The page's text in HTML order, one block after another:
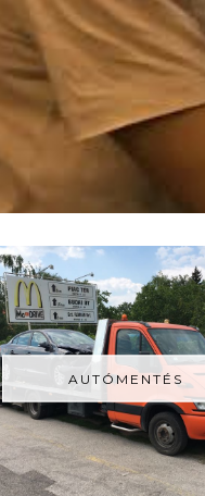
AUTÓMENTÉS